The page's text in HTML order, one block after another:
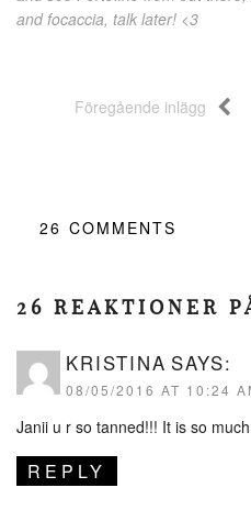
and focaccia, talk later! <3
Föregående inlägg
26 COMMENTS
26 REAKTIONER
KRISTINA SAYS:
08/05/2016 AT 10:24
Janii u r so tanned!!! It is so
REPLY